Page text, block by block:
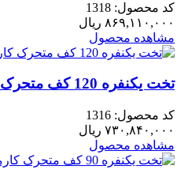
کد محصول: 1318
۸۶۹,۱۱۰,۰۰۰ ریال
مشاهده محصول
تخت یکنفره 120 کف متحرک کارما
کد محصول: 1316
۷۳۰,۸۴۰,۰۰۰ ریال
مشاهده محصول